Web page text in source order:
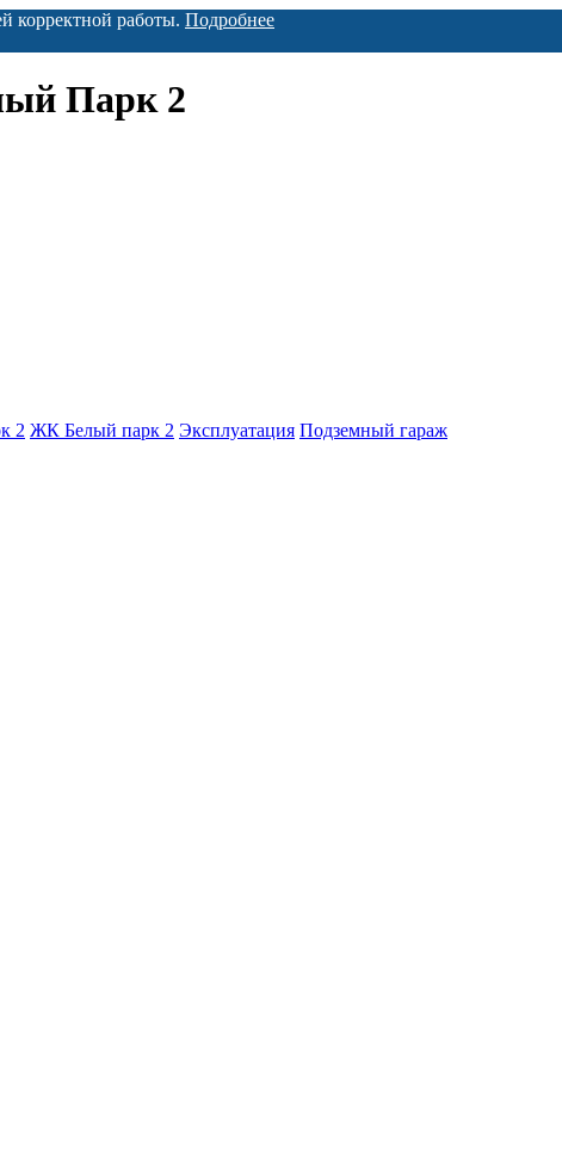
корректной работы. Подробнее
Парк 2
2 ЖК Белый парк 2 Эксплуатация Подземный гараж